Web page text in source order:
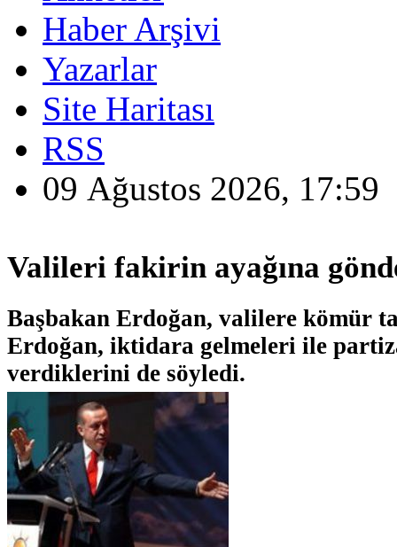
Haber Arşivi
Yazarlar
Site Haritası
RSS
09 Ağustos 2026, 17:59
Valileri fakirin ayağına
Başbakan Erdoğan, valilere kömür
Erdoğan, iktidara gelmeleri ile
verdiklerini de söyledi.